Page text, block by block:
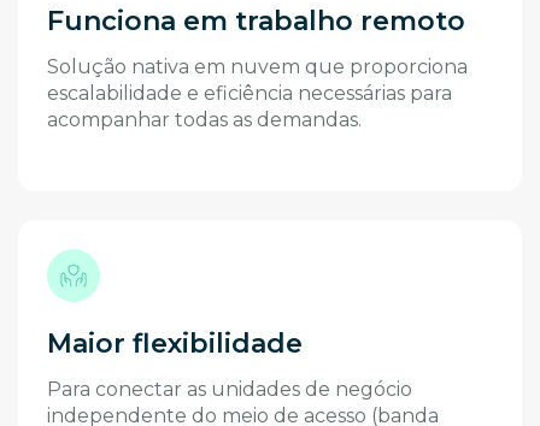
Funciona em trabalho remoto
Solução nativa em nuvem que proporciona
escalabilidade e eficiência necessárias para
acompanhar todas as demandas.
Maior flexibilidade
Para conectar as unidades de negócio
independente do meio de acesso (banda